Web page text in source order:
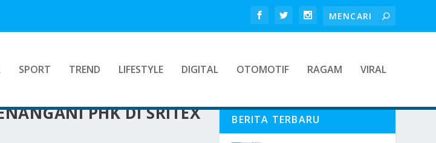
SPORT TREND LIFESTYLE DIGITAL OTOMOTIF RAGAM VIRAL
PHK DI SRITEX BERITA TERBARU